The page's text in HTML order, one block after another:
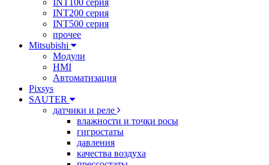
INT100 серия
INT200 серия
INT500 серия
прочее
Mitsubishi
Модули
HMI
Автоматизация
Pixsys
SAUTER
датчики и реле
влажности и точки росы
гигростаты
давления
качества воздуха